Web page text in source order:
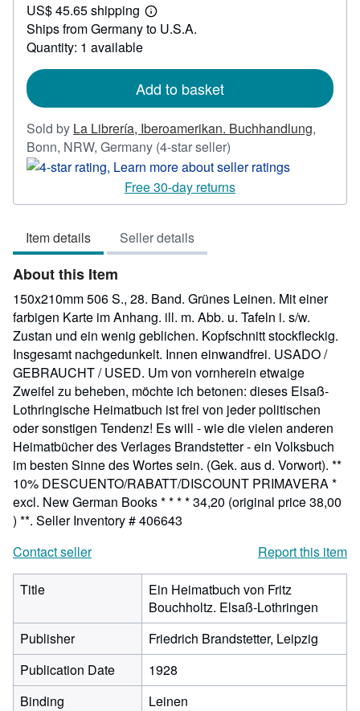
40.72
US$ 45.65 shipping
Learn
more
Ships from Germany to U.S.A.
Quantity: 1 available
Add to basket
Sold by La Librería, Iberoamerikan. Buchhandlung,
Bonn, NRW, Germany (4-star seller)
rating
4
out
Free 30-day returns
Item details Seller details
About this Item
150x210mm 506 S., 28. Band. Grünes Leinen. Mit einer
farbigen Karte im Anhang. ill. m. Abb. u. Tafeln i. s/w.
Zustan und ein wenig geblichen. Kopfschnitt stockfleckig.
Insgesamt nachgedunkelt. Innen einwandfrei. USADO /
GEBRAUCHT / USED. Um von vornherein etwaige
Zweifel zu beheben, möchte ich betonen: dieses Elsaß-
Lothringische Heimatbuch ist frei von jeder politischen
oder sonstigen Tendenz! Es will - wie die vielen anderen
Heimatbücher des Verlages Brandstetter - ein Volksbuch
im besten Sinne des Wortes sein. (Gek. aus d. Vorwort). **
10% DESCUENTO/RABATT/DISCOUNT PRIMAVERA *
excl. New German Books * * * * 34,20 (original price 38,00
) **. Seller Inventory # 406643
Contact seller
Report this item
Title
Ein Heimatbuch von Fritz
Bouchholtz. Elsaß-Lothringen
Publisher
Friedrich Brandstetter, Leipzig
Publication Date
1928
Binding
Leinen